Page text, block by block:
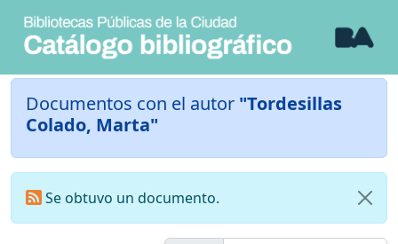
Documentos con el autor "Tordesillas
Colado, Marta"
Se obtuvo un documento.